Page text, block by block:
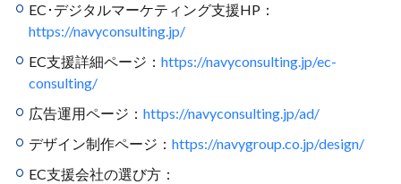
EC･デジタルマーケティング支援HP：
https://navyconsulting.jp/
EC支援詳細ページ： https://navyconsulting.jp/ec-
consulting/
広告運用ページ： https://navyconsulting.jp/ad/
デザイン制作ページ： https://navygroup.co.jp/design/
EC支援会社の選び方：